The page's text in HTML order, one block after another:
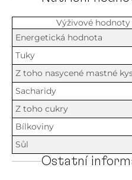
Výživové hodnoty
Energetická hodnota
Tuky
Z toho nasycené mastné
Sacharidy
Z toho cukry
Bílkoviny
Sůl
Ostatní